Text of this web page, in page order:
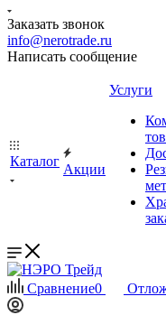
Заказать звонок
info@nerotrade.ru
Написать сообщение
Каталог
Акции
Услуги
Сравнение0